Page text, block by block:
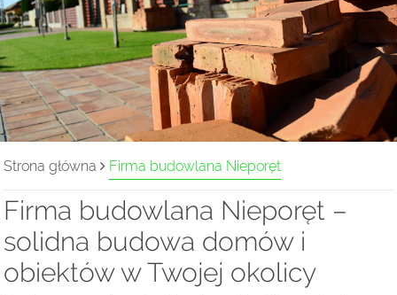
Strona główna Firma budowlana Nieporęt
Firma budowlana Nieporęt –
solidna budowa domów i
obiektów w Twojej okolicy